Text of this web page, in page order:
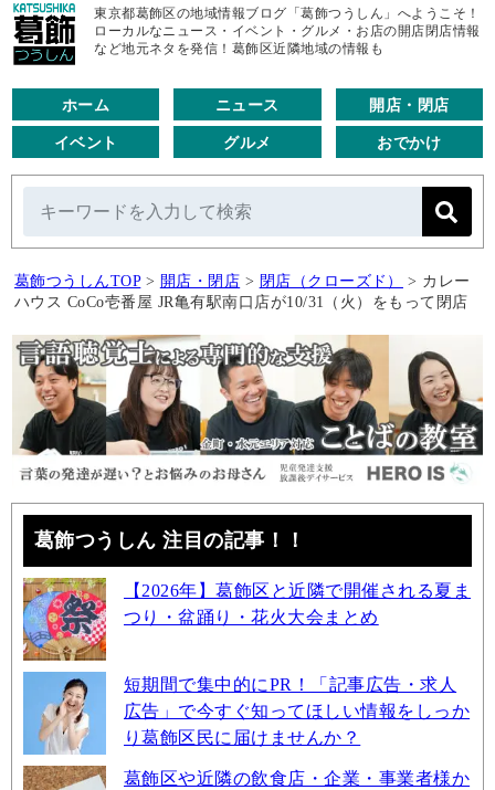
東京都葛飾区の地域情報ブログ「葛飾つうしん」へようこそ！
ローカルなニュース・イベント・グルメ・お店の開店閉店情報
など地元ネタを発信！葛飾区近隣地域の情報も
ホーム ニュース 開店・閉店
イベント グルメ おでかけ
葛飾つうしんTOP > 開店・閉店 > 閉店（クローズド） > カレー
ハウス CoCo壱番屋 JR亀有駅南口店が10/31（火）をもって閉店
葛飾つうしん 注目の記事！！
【2026年】葛飾区と近隣で開催される夏ま
つり・盆踊り・花火大会まとめ
短期間で集中的にPR！「記事広告・求人
広告」で今すぐ知ってほしい情報をしっか
り葛飾区民に届けませんか？
葛飾区や近隣の飲食店・企業・事業者様か